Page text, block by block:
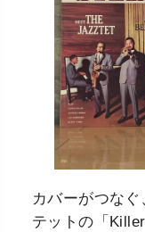
カバーがつな
テットの「